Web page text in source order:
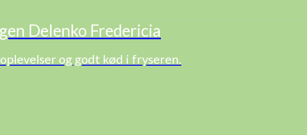
Delenko Fredericia
og godt kød i fryseren.